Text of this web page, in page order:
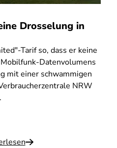
Drosselung in
Tarif so, dass er keine
Datenvolumens
mit einer schwammigen
NRW